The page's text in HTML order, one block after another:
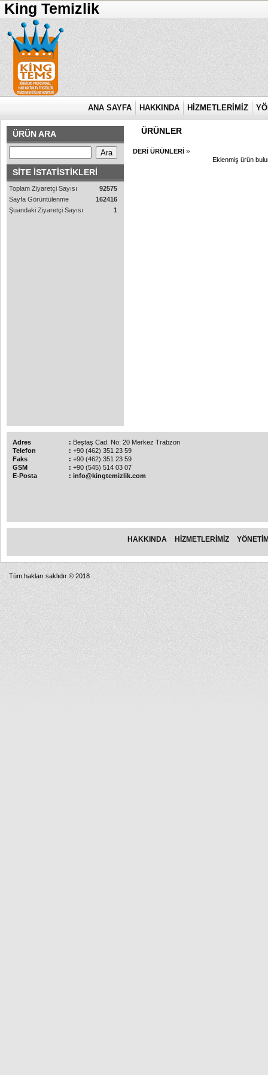
ANA SAYFA HAKKINDA HİZMETLERİMİZ
King Temizlik
ÜRÜN ARA
SİTE İSTATİSTİKLERİ
Toplam Ziyaretçi Sayısı
92575
Sayfa Görüntülenme
162416
Şuandaki Ziyaretçi Sayısı
1
ÜRÜNLER
DERİ ÜRÜNLERİ»
Eklenmiş ürün
Adres : Beştaş Cad. No: 20 Merkez Trabzon
Telefon
: +90 (462) 351 23 59
Faks
: +90 (462) 351 23 59
GSM
: +90 (545) 514 03 07
E-Posta
: info@kingtemizlik.com
HAKKINDA HİZMETLERİMİZ
Tüm hakları saklıdır © 2018